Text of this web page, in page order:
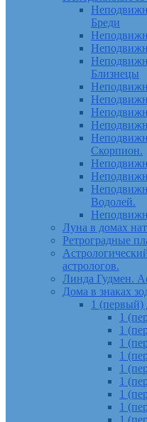
Бреди
Близнецы
Скорпион.
Водолей.
Луна в домах
Ретроградные
астрологов.
Линда Гудмен.
Дома в знаках
1 (первый)
1
1
1
1
1
1
1
1
1